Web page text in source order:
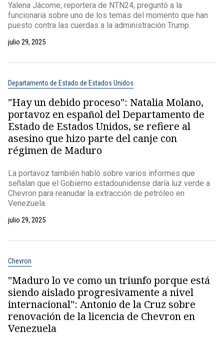
Yalena Jácome, reportera de NTN24, preguntó a la
funcionaria sobre uno de los temas del momento que han
puesto contra las cuerdas a la administración Trump.
julio 29, 2025
Departamento de Estado de Estados Unidos
"Hay un debido proceso": Natalia Molano,
portavoz en español del Departamento de
Estado de Estados Unidos, se refiere al
asesino que hizo parte del canje con
régimen de Maduro
La portavoz también habló sobre varios informes que
señalan que el Gobierno estadounidense daría luz verde a
Chevron para reanudar la extracción de petróleo en
Venezuela.
julio 29, 2025
Chevron
"Maduro lo ve como un triunfo porque está
siendo aislado progresivamente a nivel
internacional": Antonio de la Cruz sobre
renovación de la licencia de Chevron en
Venezuela